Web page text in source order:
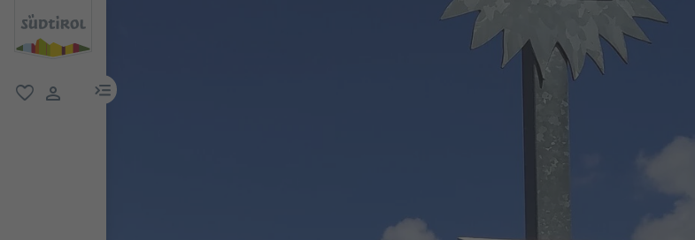
menu link